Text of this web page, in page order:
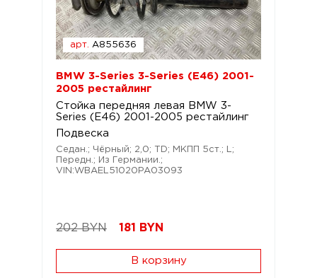
арт. A855636
BMW 3-Series 3-Series (E46) 2001-
2005 рестайлинг
Стойка передняя левая BMW 3-
Series (E46) 2001-2005 рестайлинг
Подвеска
Седан.; Чёрный; 2,0; TD; МКПП 5ст.; L;
Передн.; Из Германии.;
VIN:WBAEL51020PA03093
202 BYN 181 BYN
В корзину